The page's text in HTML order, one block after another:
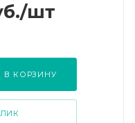
/шт
В КОРЗИНУ